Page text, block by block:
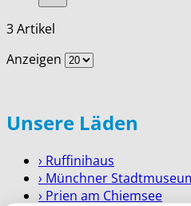
3Artikel
Anzeigen
Unsere Läden
› Ruffinihaus
› Münchner
› Prien am Chiemsee